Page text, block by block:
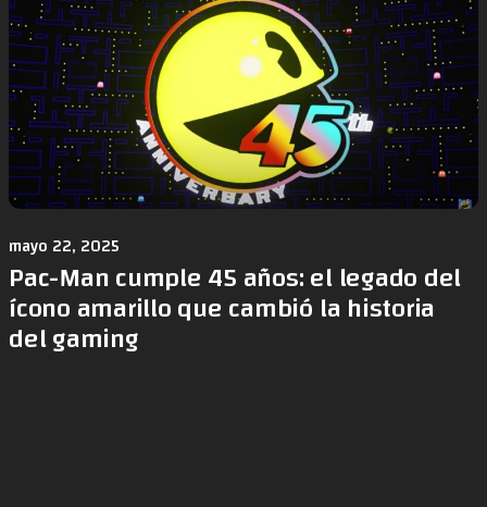
mayo 22, 2025
Pac-Man cumple 45 años: el legado del
ícono amarillo que cambió la historia
del gaming